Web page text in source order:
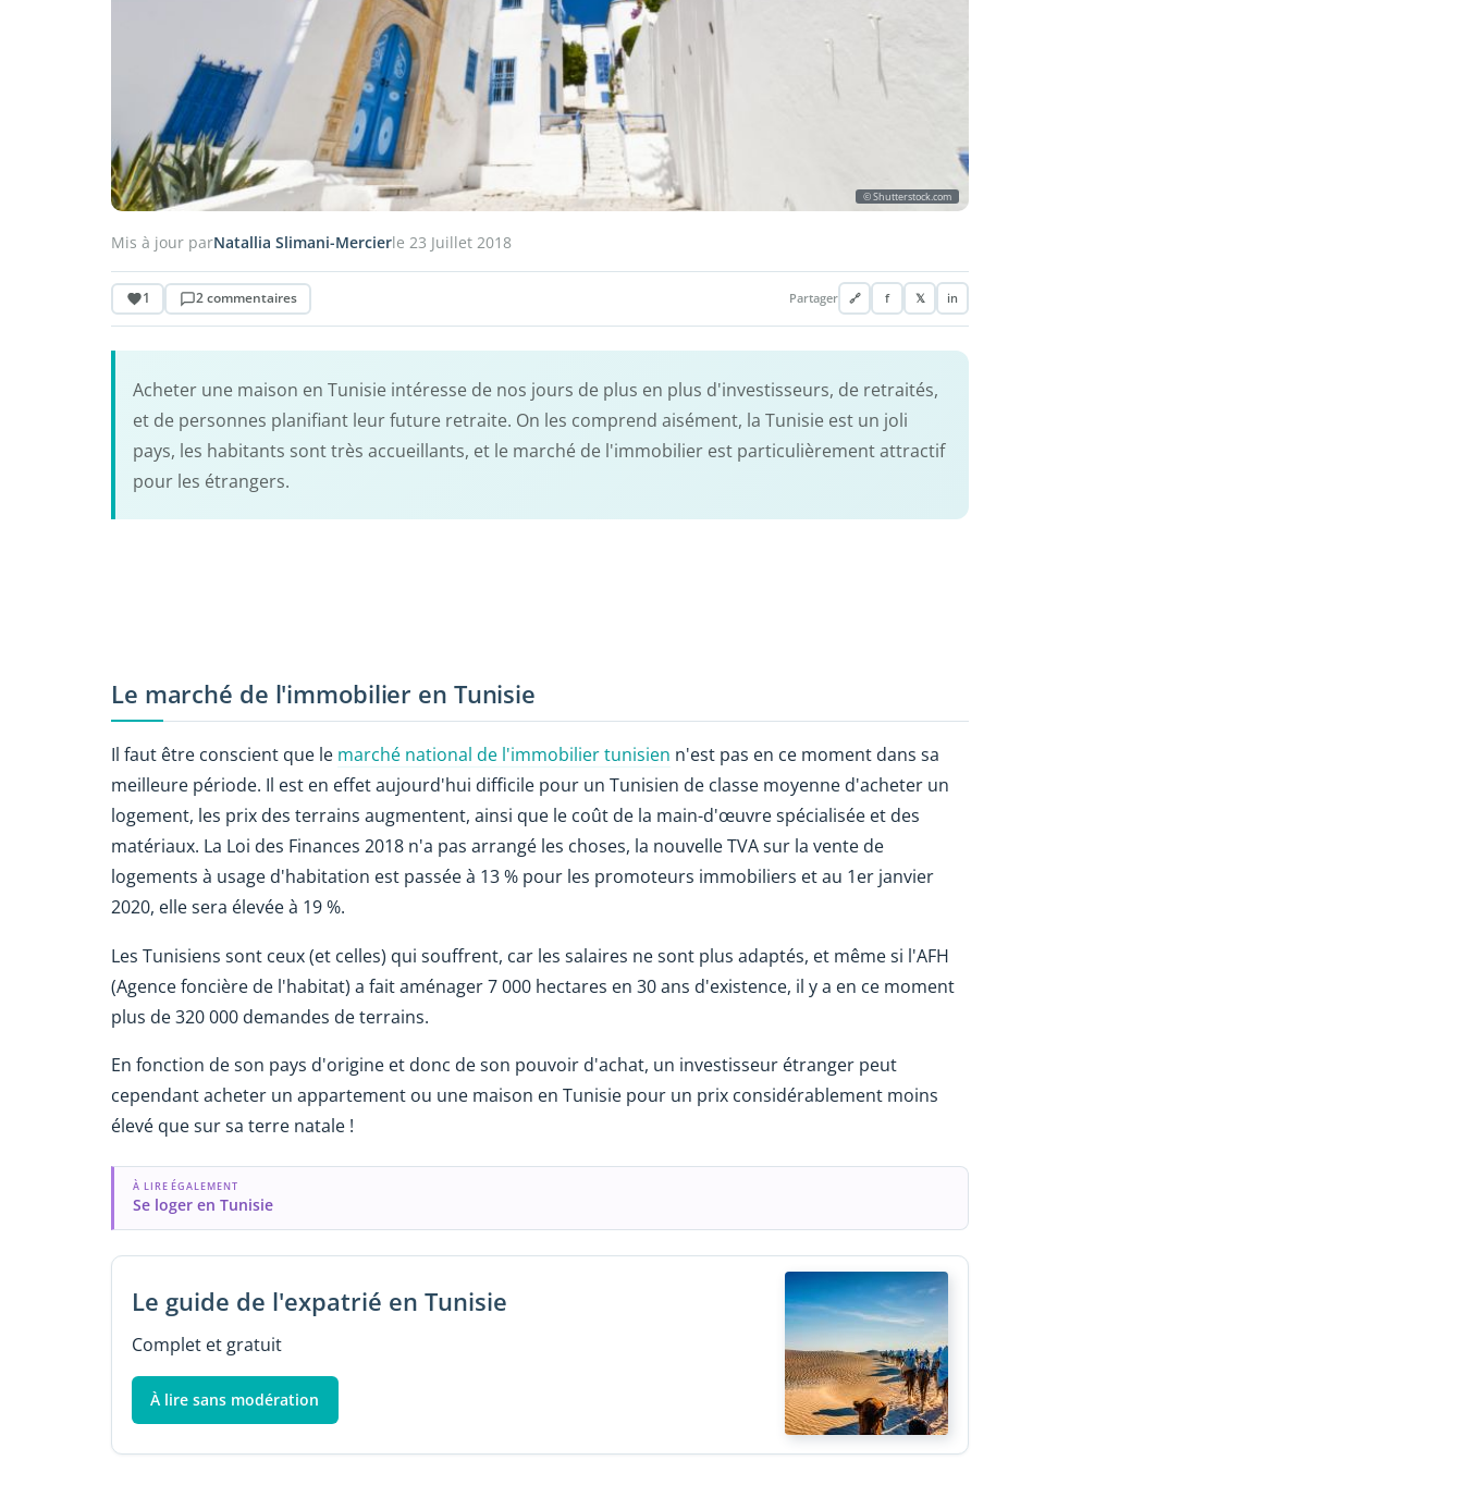
© Shutterstock.com
Mis à jour parNatallia Slimani-Mercierle 23 Juillet 2018
1 2 commentaires Partager 🔗 f 𝕏 in
Acheter une maison en Tunisie intéresse de nos jours de plus en plus d'investisseurs, de retraités,
et de personnes planifiant leur future retraite. On les comprend aisément, la Tunisie est un joli
pays, les habitants sont très accueillants, et le marché de l'immobilier est particulièrement attractif
pour les étrangers.
Le marché de l'immobilier en Tunisie
Il faut être conscient que le marché national de l'immobilier tunisien n'est pas en ce moment dans sa
meilleure période. Il est en effet aujourd'hui difficile pour un Tunisien de classe moyenne d'acheter un
logement, les prix des terrains augmentent, ainsi que le coût de la main-d'œuvre spécialisée et des
matériaux. La Loi des Finances 2018 n'a pas arrangé les choses, la nouvelle TVA sur la vente de
logements à usage d'habitation est passée à 13 % pour les promoteurs immobiliers et au 1er janvier
2020, elle sera élevée à 19 %.
Les Tunisiens sont ceux (et celles) qui souffrent, car les salaires ne sont plus adaptés, et même si l'AFH
(Agence foncière de l'habitat) a fait aménager 7 000 hectares en 30 ans d'existence, il y a en ce moment
plus de 320 000 demandes de terrains.
En fonction de son pays d'origine et donc de son pouvoir d'achat, un investisseur étranger peut
cependant acheter un appartement ou une maison en Tunisie pour un prix considérablement moins
élevé que sur sa terre natale !
À LIRE ÉGALEMENT
Se loger en Tunisie
Le guide de l'expatrié en Tunisie
Complet et gratuit
À lire sans modération